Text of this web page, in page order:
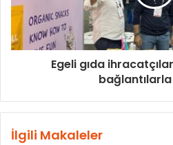
Egeli gıda
İlgili Makaleler